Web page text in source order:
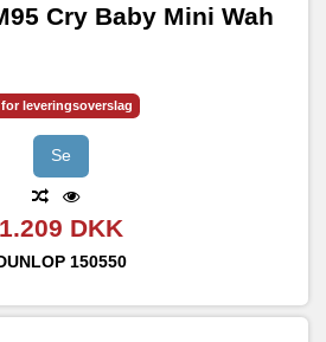
Cry Baby Mini Wah
leveringsoverslag
Se
1.209 DKK
150550